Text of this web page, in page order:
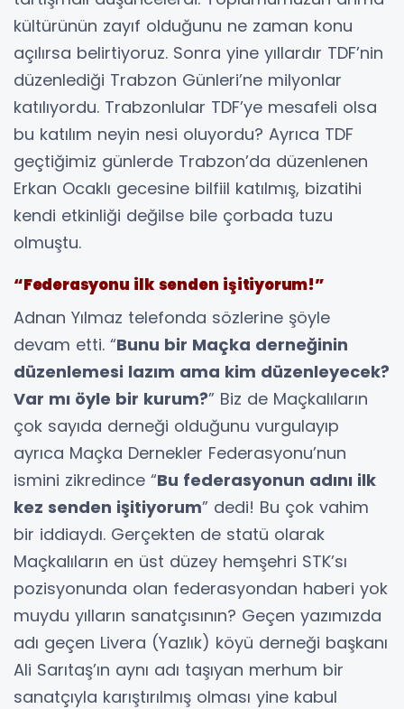
kültürünün zayıf olduğunu ne zaman konu
açılırsa belirtiyoruz. Sonra yine yıllardır TDF’nin
düzenlediği Trabzon Günleri’ne milyonlar
katılıyordu. Trabzonlular TDF’ye mesafeli olsa
bu katılım neyin nesi oluyordu? Ayrıca TDF
geçtiğimiz günlerde Trabzon’da düzenlenen
Erkan Ocaklı gecesine bilfiil katılmış, bizatihi
kendi etkinliği değilse bile çorbada tuzu
olmuştu.
“Federasyonu ilk senden işitiyorum!”
Adnan Yılmaz telefonda sözlerine şöyle
devam etti. “Bunu bir Maçka derneğinin
düzenlemesi lazım ama kim düzenleyecek?
Var mı öyle bir kurum?” Biz de Maçkalıların
çok sayıda derneği olduğunu vurgulayıp
ayrıca Maçka Dernekler Federasyonu’nun
ismini zikredince “Bu federasyonun adını ilk
kez senden işitiyorum” dedi! Bu çok vahim
bir iddiaydı. Gerçekten de statü olarak
Maçkalıların en üst düzey hemşehri STK’sı
pozisyonunda olan federasyondan haberi yok
muydu yılların sanatçısının? Geçen yazımızda
adı geçen Livera (Yazlık) köyü derneği başkanı
Ali Sarıtaş’ın aynı adı taşıyan merhum bir
sanatçıyla karıştırılmış olması yine kabul